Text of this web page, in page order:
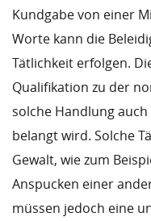
Kundgabe von einer
Worte kann die
Tätlichkeit erfolgen.
Qualifikation zu der
solche Handlung
belangt wird. Solche
Gewalt, wie zum
Anspucken einer
müssen jedoch eine